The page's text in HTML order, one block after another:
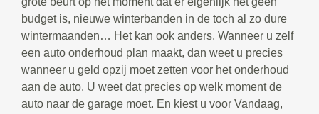
budget is, nieuwe winterbanden in de toch al zo dure
wintermaanden… Het kan ook anders. Wanneer u zelf
een auto onderhoud plan maakt, dan weet u precies
wanneer u geld opzij moet zetten voor het onderhoud
aan de auto. U weet dat precies op welk moment de
auto naar de garage moet. En kiest u voor Vandaag,